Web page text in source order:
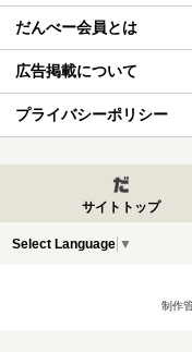
だんべー会員とは
広告掲載について
プライバシーポリシー
サイトトップ
Select Language ▼
制作